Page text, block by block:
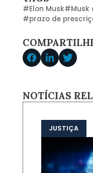
#Elon Musk#Musk
#prazo de
NOTÍCIAS
JUSTIÇA